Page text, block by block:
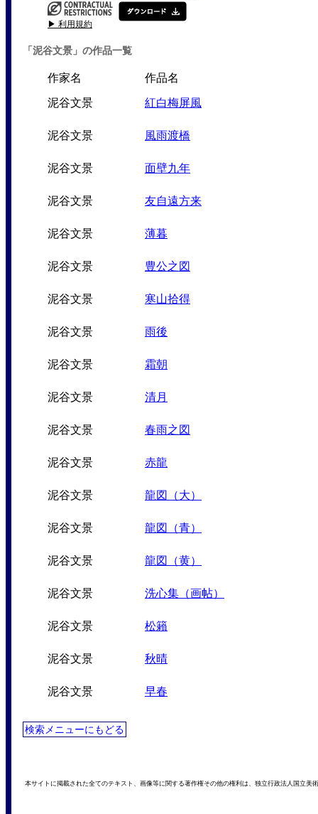
▶ 利用規約
「泥谷文景」の作品一覧
作家名 作品名
泥谷文景 紅白梅屏風
泥谷文景 風雨渡橋
泥谷文景 面壁九年
泥谷文景 友自遠方来
泥谷文景 薄暮
泥谷文景 豊公之図
泥谷文景 寒山拾得
泥谷文景 雨後
泥谷文景 霜朝
泥谷文景 清月
泥谷文景 春雨之図
泥谷文景 赤龍
泥谷文景 龍図（大）
泥谷文景 龍図（青）
泥谷文景 龍図（黄）
泥谷文景 洗心集（画帖）
泥谷文景 松籟
泥谷文景 秋晴
泥谷文景 早春
検索メニューにもどる
本サイトに掲載された全てのテキスト、画像等に関する著作権その他の権利は、独立行政法人国立